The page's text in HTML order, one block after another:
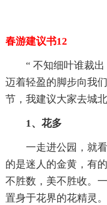
春游建议书12
“ 不知细叶谁裁
迈着轻盈的脚步向我
节，我建议大家去城
1、花多
一走进公园，就
的是迷人的金黄，有
不胜数，美不胜收。
置身于花界的花精灵。